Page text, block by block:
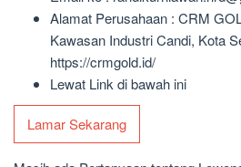
Alamat Perusahaan : CRM
Kawasan Industri Candi, Kota
https://crmgold.id/
Lewat Link di bawah ini
Lamar Sekarang